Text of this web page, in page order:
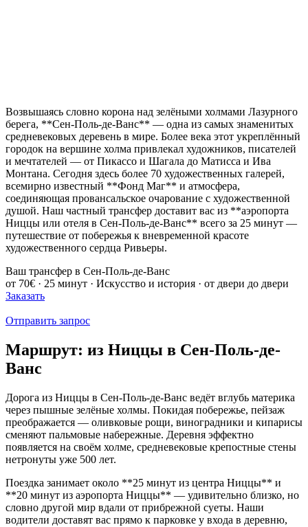
Возвышаясь словно корона над зелёными холмами Лазурного
берега, **Сен-Поль-де-Ванс** — одна из самых знаменитых
средневековых деревень в мире. Более века этот укреплённый
городок на вершине холма привлекал художников, писателей
и мечтателей — от Пикассо и Шагала до Матисса и Ива
Монтана. Сегодня здесь более 70 художественных галерей,
всемирно известный **Фонд Маг** и атмосфера,
соединяющая провансальское очарование с художественной
душой. Наш частный трансфер доставит вас из **аэропорта
Ниццы или отеля в Сен-Поль-де-Ванс** всего за 25 минут —
путешествие от побережья к вневременной красоте
художественного сердца Ривьеры.
Ваш трансфер в Сен-Поль-де-Ванс
от 70€ · 25 минут · Искусство и история · от двери до двери
Заказать
Отправить запрос
Маршрут: из Ниццы в Сен-Поль-де-
Ванс
Дорога из Ниццы в Сен-Поль-де-Ванс ведёт вглубь материка
через пышные зелёные холмы. Покидая побережье, пейзаж
преображается — оливковые рощи, виноградники и кипарисы
сменяют пальмовые набережные. Деревня эффектно
появляется на своём холме, средневековые крепостные стены
нетронуты уже 500 лет.
Поездка занимает около **25 минут из центра Ниццы** и
**20 минут из аэропорта Ниццы** — удивительно близко, но
словно другой мир вдали от прибрежной суеты. Наши
водители доставят вас прямо к парковке у входа в деревню,